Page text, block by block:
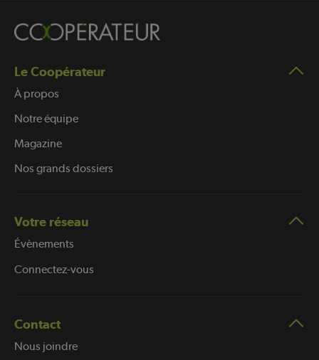
Le Coopérateur
À propos
Notre équipe
Magazine
Nos grands dossiers
Votre réseau
Évènements
Connectez-vous
Contact
Nous joindre